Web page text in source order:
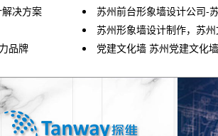
决方案
苏州前台形象墙设计公司-
苏州形象墙设计制作，苏
品牌
党建文化墙 苏州党建文化